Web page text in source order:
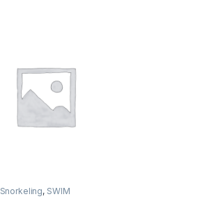
Snorkeling, SWIM